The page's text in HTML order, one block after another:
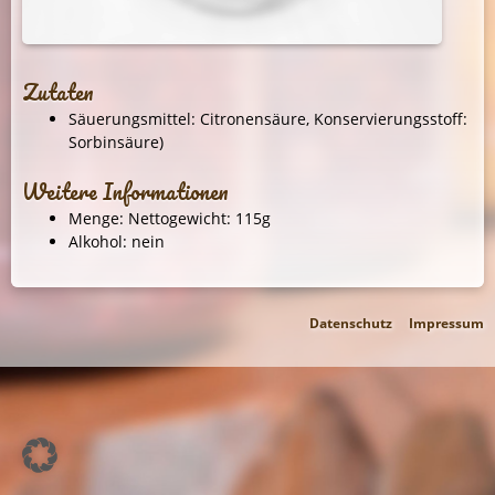
Zutaten
Säuerungsmittel: Citronensäure, Konservierungsstoff:
Sorbinsäure)
Weitere Informationen
Menge: Nettogewicht: 115g
Alkohol: nein
Impressum
Datenschutz